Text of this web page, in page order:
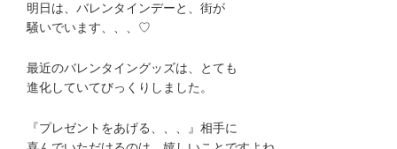
明日は、バレンタインデーと、街が
騒いでいます、、、♡
最近のバレンタイングッズは、とても
進化していてびっくりしました。
『プレゼントをあげる、、、』相手に